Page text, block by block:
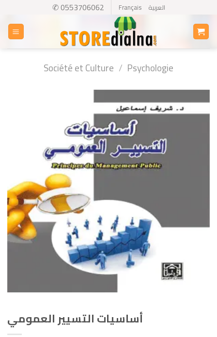
content
✆ 0553706062 Français العربية
Société et Culture / Psychologie
أساسيات التسيير العمومي